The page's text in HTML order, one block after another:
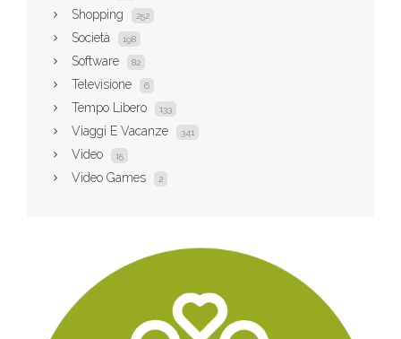
Shopping 252
Società 198
Software 82
Televisione 6
Tempo Libero 133
Viaggi E Vacanze 341
Video 15
Video Games 2